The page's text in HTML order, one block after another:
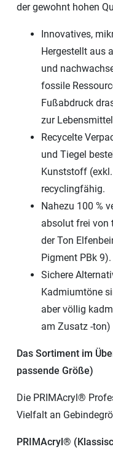
der gewohnt hohen
Innovatives,
Hergestellt aus
und
fossile
Fußabdruck
zur
Recycelte
und Tiegel
Kunststoff
recyclingfähig.
Nahezu 100 %
absolut frei von
der Ton
Pigment PBk 9).
Sichere
Kadmiumtöne
aber völlig
am Zusatz -
Das Sortiment im
passende Größe)
Die PRIMAcryl®
Vielfalt an
PRIMAcryl®